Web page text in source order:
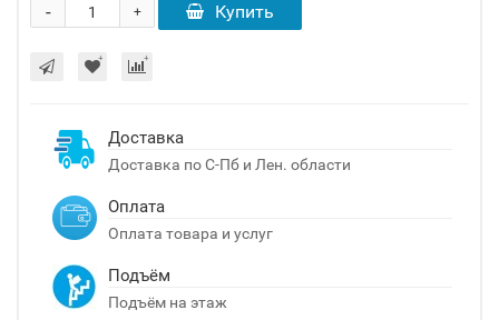
+
- Купить
Доставка
Доставка по С-Пб и Лен. области
Оплата
Оплата товара и услуг
Подъём
Подъём на этаж